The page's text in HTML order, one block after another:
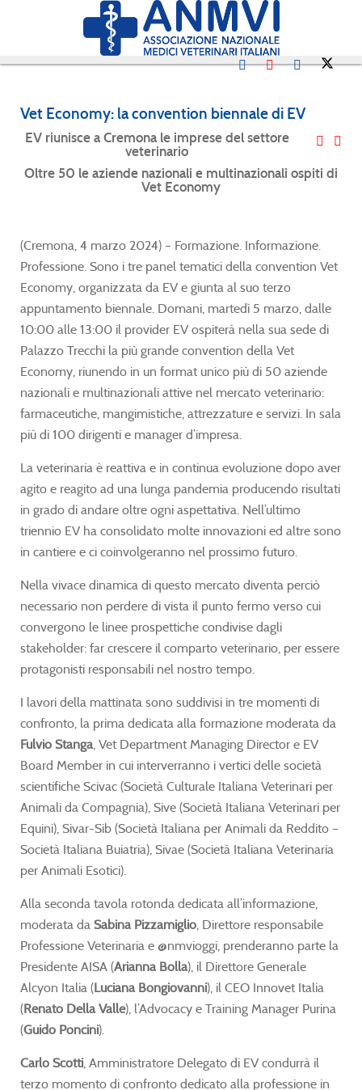
Vet Economy: la convention biennale di EV
EV riunisce a Cremona le imprese del settore
veterinario
Oltre 50 le aziende nazionali e multinazionali ospiti di
Vet Economy
(Cremona, 4 marzo 2024) – Formazione. Informazione.
Professione. Sono i tre panel tematici della convention Vet
Economy, organizzata da EV e giunta al suo terzo
appuntamento biennale. Domani, martedì 5 marzo, dalle
10:00 alle 13:00 il provider EV ospiterà nella sua sede di
Palazzo Trecchi la più grande convention della Vet
Economy, riunendo in un format unico più di 50 aziende
nazionali e multinazionali attive nel mercato veterinario:
farmaceutiche, mangimistiche, attrezzature e servizi. In sala
più di 100 dirigenti e manager d’impresa.
La veterinaria è reattiva e in continua evoluzione dopo aver
agito e reagito ad una lunga pandemia producendo risultati
in grado di andare oltre ogni aspettativa. Nell’ultimo
triennio EV ha consolidato molte innovazioni ed altre sono
in cantiere e ci coinvolgeranno nel prossimo futuro.
Nella vivace dinamica di questo mercato diventa perciò
necessario non perdere di vista il punto fermo verso cui
convergono le linee prospettiche condivise dagli
stakeholder: far crescere il comparto veterinario, per essere
protagonisti responsabili nel nostro tempo.
I lavori della mattinata sono suddivisi in tre momenti di
confronto, la prima dedicata alla formazione moderata da
Fulvio Stanga , Vet Department Managing Director e EV
Board Member in cui interverranno i vertici delle società
scientifiche Scivac (Società Culturale Italiana Veterinari per
Animali da Compagnia), Sive (Società Italiana Veterinari per
Equini), Sivar-Sib (Società Italiana per Animali da Reddito –
Società Italiana Buiatria), Sivae (Società Italiana Veterinaria
per Animali Esotici).
Alla seconda tavola rotonda dedicata all’informazione,
moderata da Sabina Pizzamiglio , Direttore responsabile
Professione Veterinaria e @nmvioggi, prenderanno parte la
Presidente AISA (Arianna Bolla), il Direttore Generale
Alcyon Italia (Luciana Bongiovanni), il CEO Innovet Italia
(Renato Della Valle), l’Advocacy e Training Manager Purina
(Guido Poncini).
Carlo Scotti , Amministratore Delegato di EV condurrà il
terzo momento di confronto dedicato alla professione in